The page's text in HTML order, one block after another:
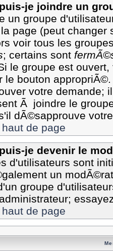
je joindre un
un groupe
page (peut changer
voir tous les
; certains sont
le groupe est
le bouton
votre demande;
Ã joindre le
dÃ©sapprouve
de page
je devenir le
d'utilisateurs sont
un
groupe
de page